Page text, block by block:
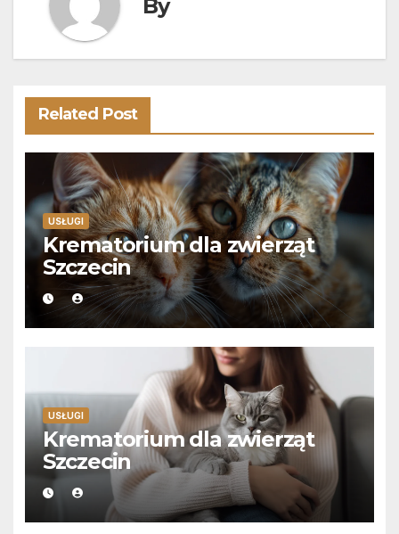
By
Related Post
USŁUGI
Krematorium dla zwierząt
Szczecin
USŁUGI
Krematorium dla zwierząt
Szczecin